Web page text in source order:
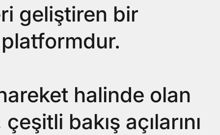
geliştiren bir
platformdur.
halinde olan
bakış açılarını